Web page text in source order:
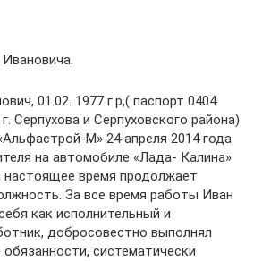
01.02. 1977 г.р,( паспорт 0404
Серпухова и Серпуховского района)
М» 24 апреля 2014 года
на автомобиле «Лада- Калина»
время продолжает
За все время работы Иван
как исполнительный и
добросовестно выполнял
систематически